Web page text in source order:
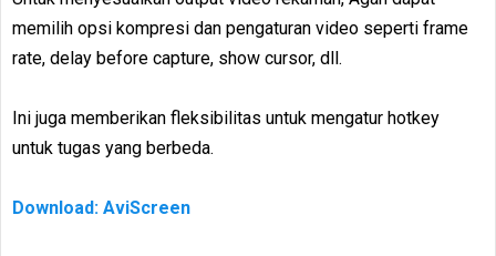
memilih opsi kompresi dan pengaturan video seperti frame
rate, delay before capture, show cursor, dll.
Ini juga memberikan fleksibilitas untuk mengatur hotkey
untuk tugas yang berbeda.
Download: AviScreen